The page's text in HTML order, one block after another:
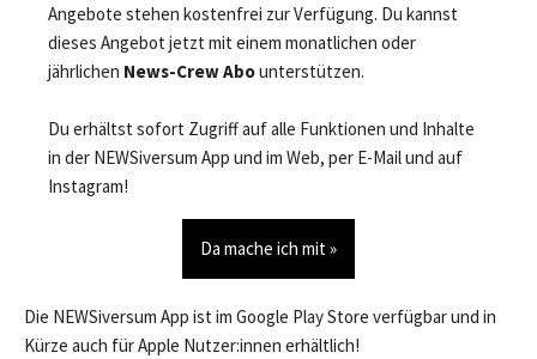
Angebote stehen kostenfrei zur Verfügung. Du kannst
dieses Angebot jetzt mit einem monatlichen oder
jährlichen News-Crew Abounterstützen.
Du erhältst sofort Zugriff auf alle Funktionen und Inhalte
in der NEWSiversum App und im Web, per E-Mail und auf
Instagram!
Da mache ich mit »
Die NEWSiversum App ist im Google Play Store verfügbar und in
Kürze auch für Apple Nutzer:innen erhältlich!